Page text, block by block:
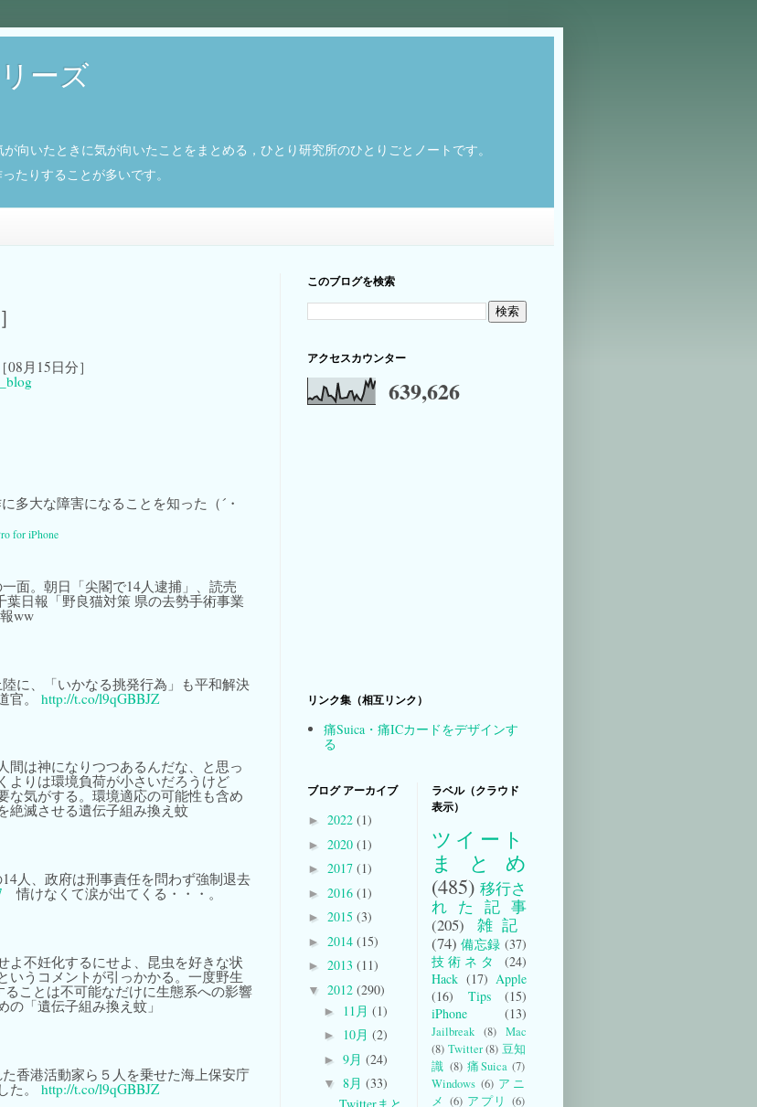
ーズ
向いたときに気が向いたことをまとめる，ひとり研究所のひとりごとノートです。
たりすることが多いです。
月15日分］
多大な障害になることを知った（´・
for iPhone
面。朝日「尖閣で14人逮捕」、読売
葉日報「野良猫対策 県の去勢手術事業
ww
に、「いかなる挑発行為」も平和解決
官。 http://t.co/l9qGBBJZ
間は神になりつつあるんだな、と思っ
よりは環境負荷が小さいだろうけど
な気がする。環境適応の可能性も含め
絶滅させる遺伝子組み換え蚊
14人、政府は刑事責任を問わず強制退去
情けなくて涙が出てくる・・・。
よ不妊化するにせよ、昆虫を好きな状
いうコメントが引っかかる。一度野生
ことは不可能なだけに生態系への影響
「遺伝子組み換え蚊」
香港活動家ら５人を乗せた海上保安庁
た。 http://t.co/l9qGBBJZ
このブログを検索
アクセスカウンター
639,626
リンク集（相互リンク）
痛Suica・痛ICカードをデザインす
る
ブログ アーカイブ
► 2022 (1)
► 2020 (1)
► 2017 (1)
► 2016 (1)
► 2015 (3)
► 2014 (15)
► 2013 (11)
▼ 2012 (290)
► 11月 (1)
► 10月 (2)
► 9月 (24)
▼ 8月 (33)
ラベル（クラウド
表示）
ツイート
まとめ
(485) 移行さ
れた記事
(205)
雑記
(74) 備忘録 (37)
技術ネタ
(24)
Hack (17) Apple
(16)
Tips
(15)
iPhone
(13)
Jailbreak (8) Mac
(8) Twitter (8) 豆知
識 (8) 痛Suica (7)
Windows (6) アニ
メ (6) アプリ (6)